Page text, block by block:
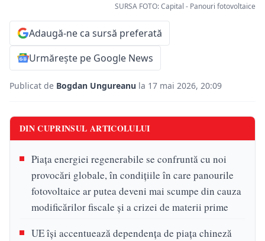
SURSA FOTO: Capital - Panouri fotovoltaice
Adaugă-ne ca sursă preferată
Urmărește pe Google News
Publicat de Bogdan Ungureanu la 17 mai 2026, 20:09
DIN CUPRINSUL ARTICOLULUI
Piața energiei regenerabile se confruntă cu noi
provocări globale, în condițiile în care panourile
fotovoltaice ar putea deveni mai scumpe din cauza
modificărilor fiscale și a crizei de materii prime
UE își accentuează dependența de piața chineză